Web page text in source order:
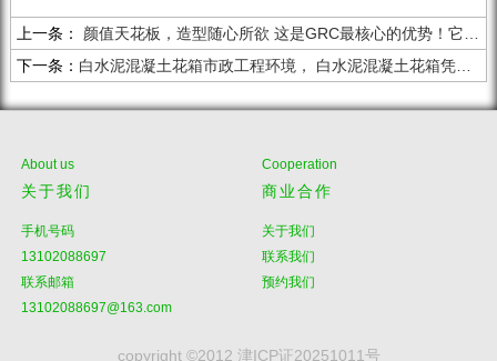
上一条：
颜值天花板，造型随心所欲 这是GRC最核心的优势！它可以通过模具成型，被塑造为任何你能想到的造型：
下一条： 白水泥混凝土花箱市政工程环境， 白水泥混凝土花箱凭借其高强度、耐久性和简洁美观的特性，已成为现代城市景观绿化的重要元素。
About us
关于我们
手机号码
13102088697
联系邮箱
13102088697@163.com
Cooperation
商业合作
关于我们
联系我们
预约我们
copyright ©2012 津ICP证20251011号